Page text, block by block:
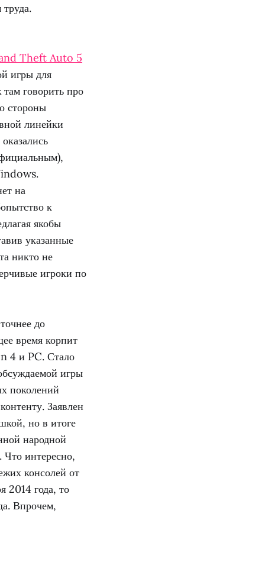
Theft Auto 5
игры для
говорить про
стороны
линейки
на
к
якобы
указанные
никто не
игроки по
до
время корпит
4 и PC. Стало
игры
поколений
Заявлен
но в итоге
народной
интересно,
консолей от
2014 года, то
Впрочем,